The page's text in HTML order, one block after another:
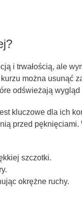
i trwałością, ale
można usunąć
odświeżają wygląd
kluczowe dla ich
przed
szczotki.
okrężne ruchy.